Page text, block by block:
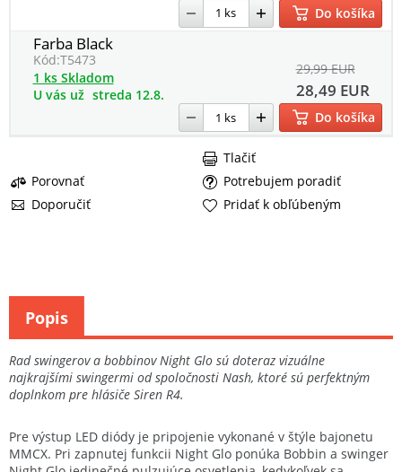
Do košíka
Farba Black
Kód:T5473 29,99 EUR
28,49 EUR
1 ks Skladom
U vás už streda 12.8.
Do košíka
Porovnať
Potrebujem poradiť
Doporučiť
Tlačiť
Pridať k obľúbeným
Rad swingerov a bobbinov Night Glo sú doteraz vizuálne
najkrajšími swingermi od spoločnosti Nash, ktoré sú perfektným
doplnkom pre hlásiče Siren R4.
Pre výstup LED diódy je pripojenie vykonané v štýle bajonetu
MMCX. Pri zapnutej funkcii Night Glo ponúka Bobbin a swinger
Popis